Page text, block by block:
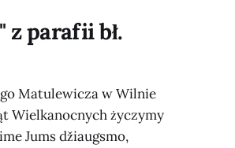
z parafii bł.
Matulewicza w Wilnie
Wielkanocnych życzymy
Jums džiaugsmo,